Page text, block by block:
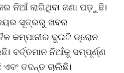
ନିଆଁ ଲାଗିଥିବା ଜଣା ପଡ଼ୁଛି।
ସୂତ୍ରରୁ ଖବର
କମ୍ପାନୀର ଦୁଇଟି ଡ୍ରୋନ
ବର୍ତ୍ତମାନ ନିଆଁକୁ ସମ୍ପୂର୍ଣ୍ଣ
ତଦନ୍ତ ଚାଲିଛି।